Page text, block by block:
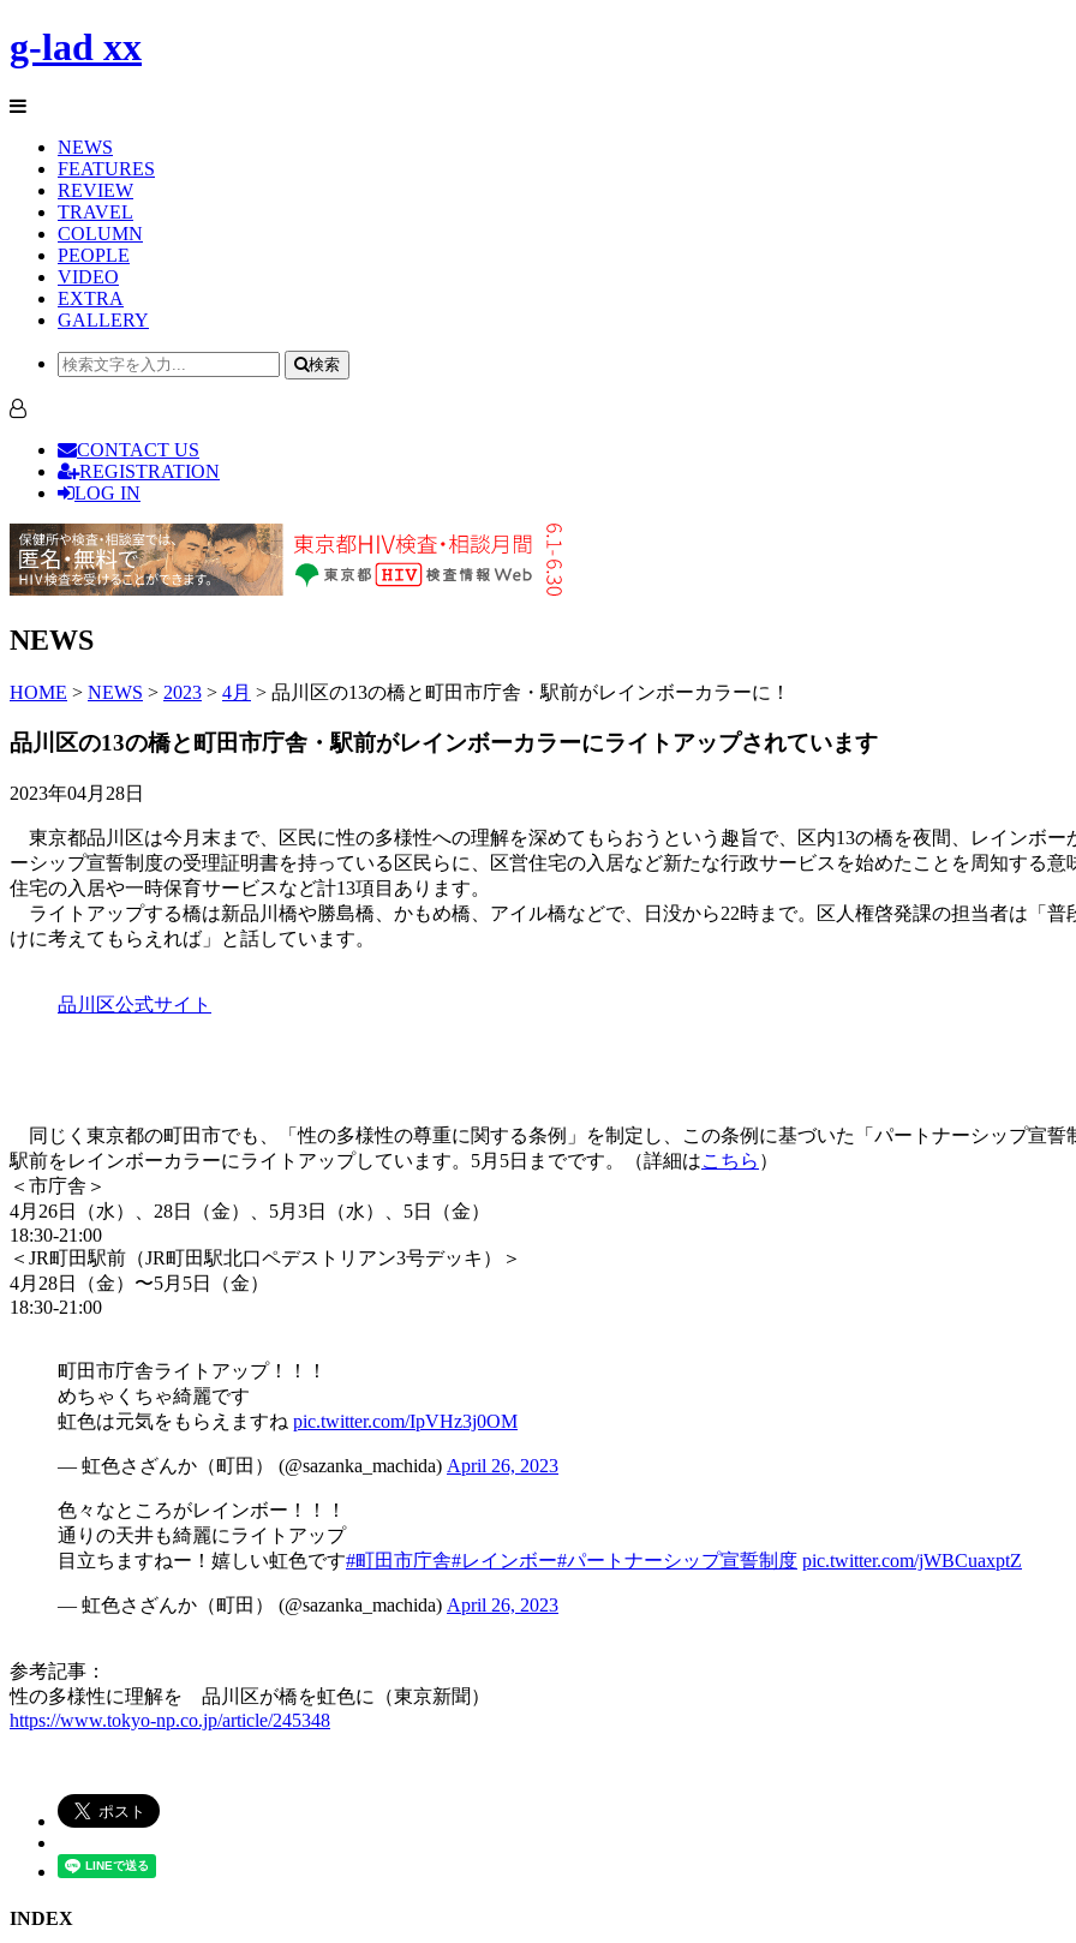
g-lad xx
NEWS
FEATURES
REVIEW
TRAVEL
COLUMN
PEOPLE
VIDEO
EXTRA
GALLERY
検索
CONTACT US
REGISTRATION
LOG IN
NEWS
HOME > NEWS > 2023 > 4月 > 品川区の13の橋と町田市庁舎・駅前がレインボーカラーに！
品川区の13の橋と町田市庁舎・駅前がレインボーカラーにライトアップされています
2023年04月28日
東京都品川区は今月末まで、区民に性の多様性への理解を深めてもらおうという趣旨で、区内13の橋を夜間、レインボ
ーシップ宣誓制度の受理証明書を持っている区民らに、区営住宅の入居など新たな行政サービスを始めたことを周知する
住宅の入居や一時保育サービスなど計13項目あります。
ライトアップする橋は新品川橋や勝島橋、かもめ橋、アイル橋などで、日没から22時まで。区人権啓発課の担当者は「
けに考えてもらえれば」と話しています。
品川区公式サイト
同じく東京都の町田市でも、「性の多様性の尊重に関する条例」を制定し、この条例に基づいた「パートナーシップ宣
駅前をレインボーカラーにライトアップしています。5月5日までです。（詳細はこちら ）
＜市庁舎＞
4月26日（水）、28日（金）、5月3日（水）、5日（金）
18:30-21:00
＜JR町田駅前（JR町田駅北口ペデストリアン3号デッキ）＞
4月28日（金）〜5月5日（金）
18:30-21:00
町田市庁舎ライトアップ！！！
めちゃくちゃ綺麗です
虹色は元気をもらえますね pic.twitter.com/IpVHz3j0OM
— 虹色さざんか（町田） (@sazanka_machida) April 26, 2023
色々なところがレインボー！！！
通りの天井も綺麗にライトアップ
目立ちますねー！嬉しい虹色です#町田市庁舎#レインボー#パートナーシップ宣誓制度 pic.twitter.com/jWBCuaxptZ
— 虹色さざんか（町田） (@sazanka_machida) April 26, 2023
参考記事：
性の多様性に理解を 品川区が橋を虹色に（東京新聞）
https://www.tokyo-np.co.jp/article/245348
INDEX